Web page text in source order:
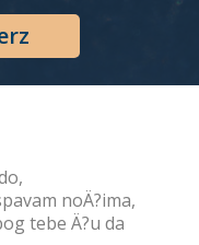
noÄ?ima,
tebe Ä?u da